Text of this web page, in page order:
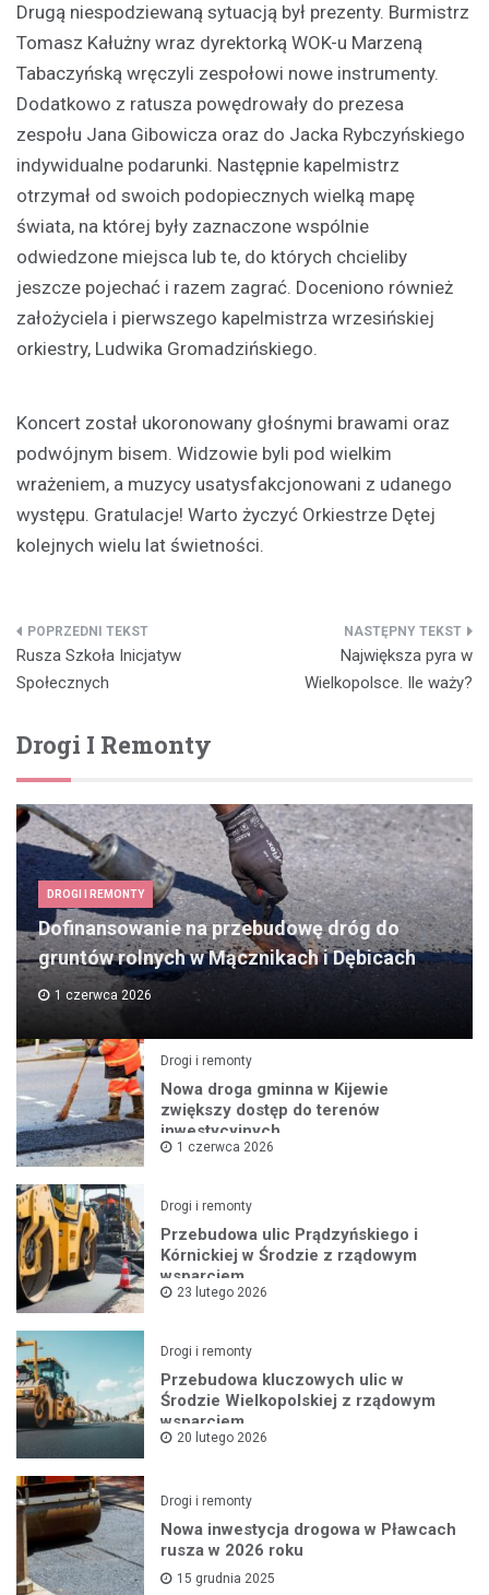
Drugą niespodziewaną sytuacją był prezenty. Burmistrz
Tomasz Kałużny wraz dyrektorką WOK-u Marzeną
Tabaczyńską wręczyli zespołowi nowe instrumenty.
Dodatkowo z ratusza powędrowały do prezesa
zespołu Jana Gibowicza oraz do Jacka Rybczyńskiego
indywidualne podarunki. Następnie kapelmistrz
otrzymał od swoich podopiecznych wielką mapę
świata, na której były zaznaczone wspólnie
odwiedzone miejsca lub te, do których chcieliby
jeszcze pojechać i razem zagrać. Doceniono również
założyciela i pierwszego kapelmistrza wrzesińskiej
orkiestry, Ludwika Gromadzińskiego.
Koncert został ukoronowany głośnymi brawami oraz
podwójnym bisem. Widzowie byli pod wielkim
wrażeniem, a muzycy usatysfakcjonowani z udanego
występu. Gratulacje! Warto życzyć Orkiestrze Dętej
kolejnych wielu lat świetności.
Nawigacja
wpisu
Rusza Szkoła Inicjatyw
Społecznych
Największa pyra w
Wielkopolsce. Ile waży?
Drogi I Remonty
DROGI I REMONTY
Dofinansowanie na przebudowę dróg do
gruntów rolnych w Mącznikach i Dębicach
1 czerwca 2026
Drogi i remonty
Nowa droga gminna w Kijewie
zwiększy dostęp do terenów
inwestycyjnych
1 czerwca 2026
Drogi i remonty
Przebudowa ulic Prądzyńskiego i
Kórnickiej w Środzie z rządowym
wsparciem
23 lutego 2026
Drogi i remonty
Przebudowa kluczowych ulic w
Środzie Wielkopolskiej z rządowym
wsparciem
20 lutego 2026
Drogi i remonty
Nowa inwestycja drogowa w Pławcach
rusza w 2026 roku
15 grudnia 2025